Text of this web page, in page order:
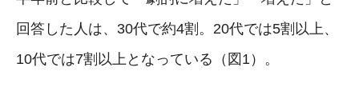
回答した人は、30代で約4割。20代では5割以上、
10代では7割以上となっている（図1）。